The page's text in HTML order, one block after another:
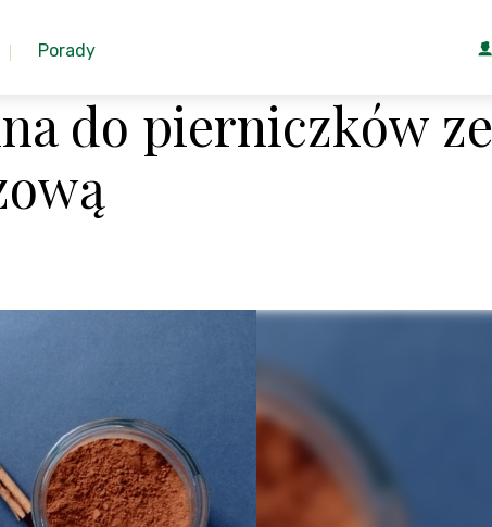
Porady
do pierniczków ze